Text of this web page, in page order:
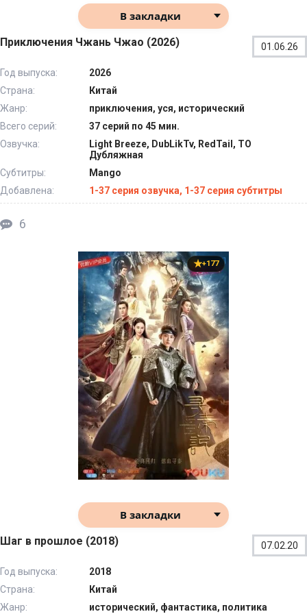
В закладки
Приключения Чжань Чжао (2026) 01.06.26
Год выпуска:
2026
Страна:
Китай
Жанр:
приключения, уся, исторический
Всего серий:
37 серий по 45 мин.
Озвучка:
Light Breeze, DubLikTv, RedTail, ТО
Дубляжная
Субтитры:
Mango
Добавлена:
1-37 серия озвучка, 1-37 серия субтитры
6
+177
В закладки
Шаг в прошлое (2018) 07.02.20
Год выпуска:
2018
Страна:
Китай
Жанр:
исторический, фантастика, политика